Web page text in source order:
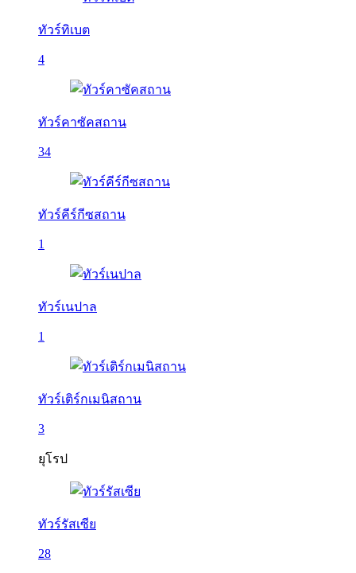
ทัวร์ทิเบต
4
ทัวร์คาซัคสถาน
34
ทัวร์คีร์กีซสถาน
1
ทัวร์เนปาล
1
ทัวร์เติร์กเมนิสถาน
3
ยุโรป
ทัวร์รัสเซีย
28